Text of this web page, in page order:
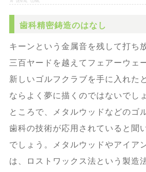
歯科精密鋳造のはなし
キーンという金属音を残して打ち
三百ヤードを越えてフェアーウェ
新しいゴルフクラブを手に入れた
ならよく夢に描くのではないでし
ところで、メタルウッドなどのゴ
歯科の技術が応用されていると聞
でしょう。メタルウッドやアイア
は、ロストワックス法という製造